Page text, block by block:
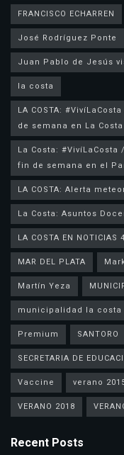
FRANCISCO ECHARREN
José Rodríguez Ponte
la costa
LA COSTA:
de semana en La Costa
La Costa:
fin de semana en el
LA COSTA: Alerta
La Costa: Asuntos
LA COSTA EN NOTICIAS
MAR DEL PLATA
Martín Yeza
municipalidad la costa
Premium
SANTORO
SECRETARIA DE
Vaccine
verano
VERANO 2018
Recent Posts